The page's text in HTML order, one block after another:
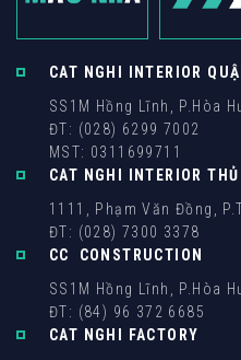
CAT NGHI INTERIOR
SS1M Hồng Lĩnh, P.Hòa
ĐT: (028) 6299 7002
MST: 0311699711
CAT NGHI INTERIOR
1111, Phạm Văn Đồng,
ĐT: (028) 7300 3378
CC CONSTRUCTION
SS1M Hồng Lĩnh, P.Hòa
ĐT: (84) 96 372 6685
CAT NGHI FACTORY
NHẬP MÃ HIỂN THỊ